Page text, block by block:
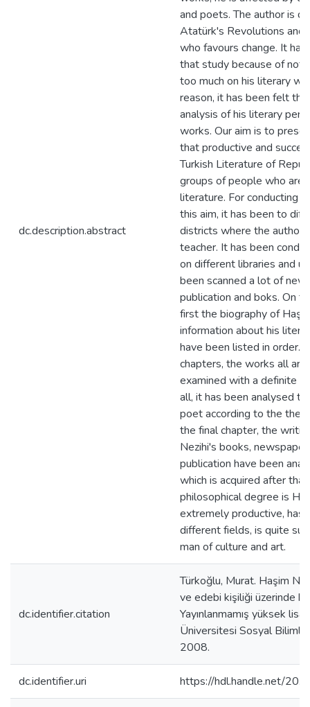
dc.description.abstract
and poets. The author is
Atatürk's Revolutions and
who favours change. It
that study because of not
too much on his literary
reason, it has been felt
analysis of his literary
works. Our aim is to
that productive and
Turkish Literature of
groups of people who are
literature. For conducting
this aim, it has been to
districts where the author
teacher. It has been
on different libraries and
been scanned a lot of
publication and boks. On
first the biography of
information about his
have been listed in order.
chapters, the works all
examined with a definite
all, it has been analysed
poet according to the
the final chapter, the
Nezihi's books,
publication have been
which is acquired after
philosophical degree is
extremely productive, has
different fields, is quite
man of culture and art.
dc.identifier.citation
Türkoğlu, Murat. Haşim
ve edebi kişiliği üzerinde
Yayınlanmamış yüksek
Üniversitesi Sosyal
2008.
dc.identifier.uri https://hdl.handle.net/